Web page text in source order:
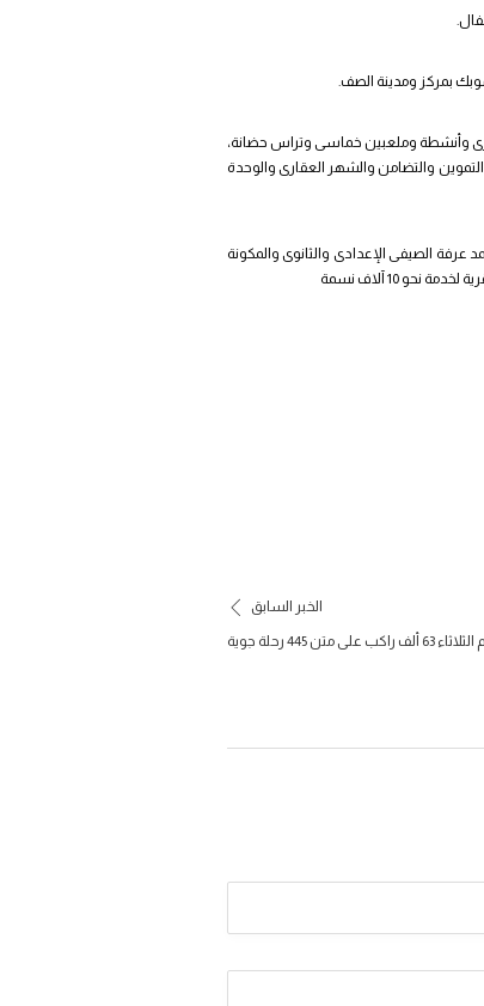
بمركز ومدينة الصف.
إنشاء وتطوير مركز شباب الشوبك الشرقى، والذى أقيم على مساحة 1400 متر ويضم مبنى إدارى وأنشطة وملعبين خماسى وتراس حضانة،
وسجل مدنى ومكاتب خدمات التموين والتضامن والشهر العقارى والوحدة
الابتدائية والمكونة من 3 مبانٍ بعدد 54 فصلا تعليميا، ومدرسة محمد عرفة الصيفى الإعدادى والثانوى والمكونة
الخبر السابق
445 رحلة جوية